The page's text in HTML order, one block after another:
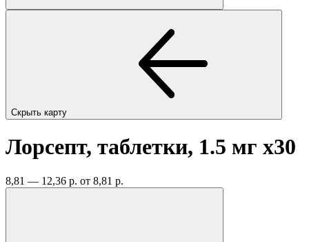
Скрыть карту
Лорсепт, таблетки, 1.5 мг x30
8,81 — 12,36 р. от 8,81 р.